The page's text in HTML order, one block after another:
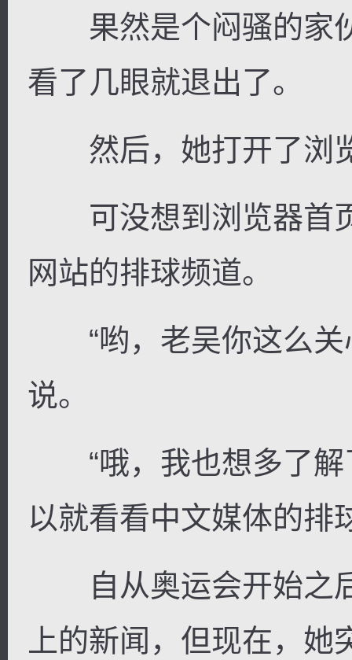
果然是个闷骚的家
看了几眼就退出了。
然后，她打开了浏
可没想到浏览器首
网站的排球频道。
“哟，老吴你这么关
说。
“哦，我也想多了解
以就看看中文媒体的排
自从奥运会开始之
上的新闻，但现在，